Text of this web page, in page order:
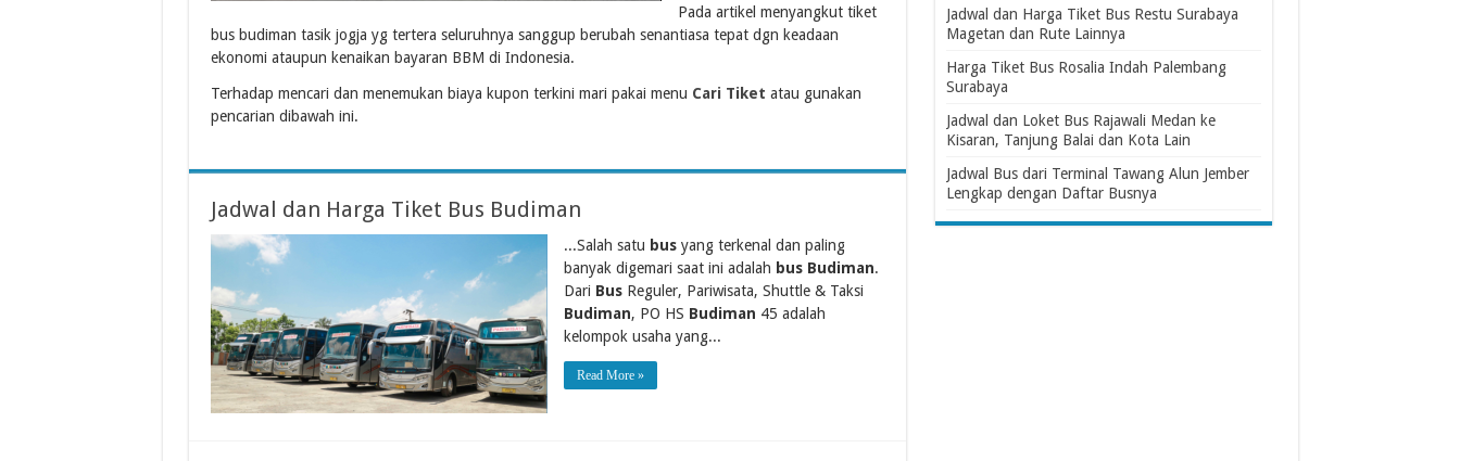
Pada artikel menyangkut tiket
bus budiman tasik jogja yg tertera seluruhnya sanggup berubah senantiasa tepat dgn keadaan
ekonomi ataupun kenaikan bayaran BBM di Indonesia.
Terhadap mencari dan menemukan biaya kupon terkini mari pakai menu Cari Tiket atau gunakan
pencarian dibawah ini.
Jadwal dan Harga Tiket Bus Budiman
...Salah satu busyang terkenal dan paling
banyak digemari saat ini adalah bus Budiman.
Dari BusReguler, Pariwisata, Shuttle & Taksi
Budiman, PO HS Budiman 45 adalah
kelompok usaha yang...
Read More »
Jadwal dan Harga Tiket Bus Restu Surabaya
Magetan dan Rute Lainnya
Harga Tiket Bus Rosalia Indah Palembang
Surabaya
Jadwal dan Loket Bus Rajawali Medan ke
Kisaran, Tanjung Balai dan Kota Lain
Jadwal Bus dari Terminal Tawang Alun Jember
Lengkap dengan Daftar Busnya